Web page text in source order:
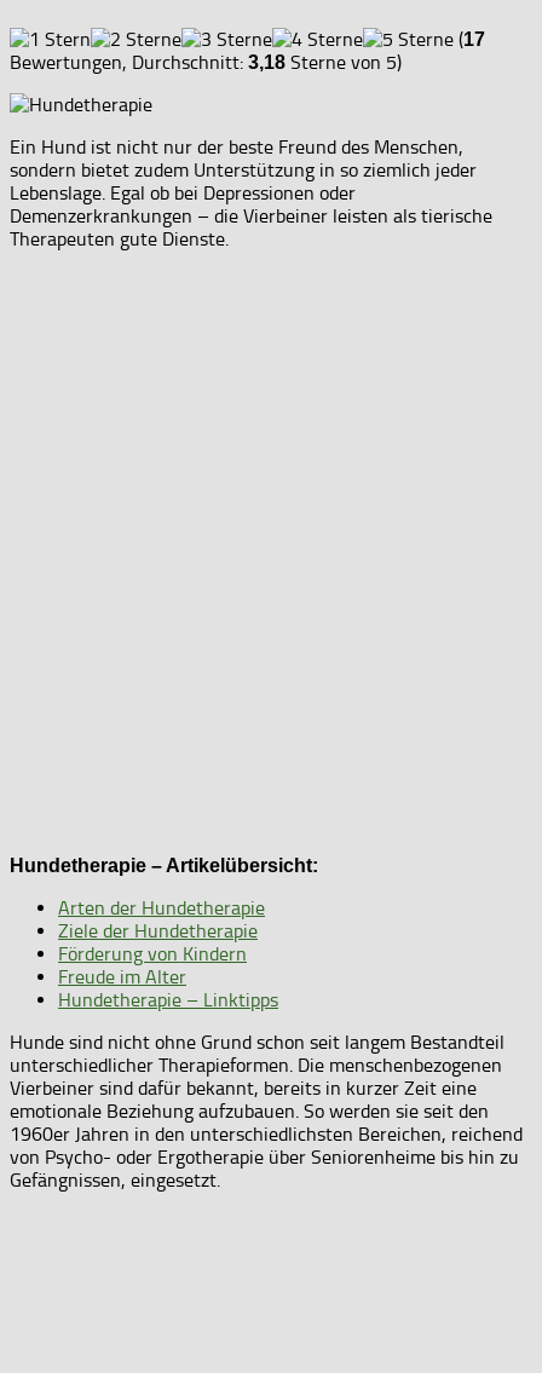
(17
Bewertungen, Durchschnitt: 3,18 Sterne von 5)
Ein Hund ist nicht nur der beste Freund des Menschen,
sondern bietet zudem Unterstützung in so ziemlich jeder
Lebenslage. Egal ob bei Depressionen oder
Demenzerkrankungen – die Vierbeiner leisten als tierische
Therapeuten gute Dienste.
Hundetherapie – Artikelübersicht:
Arten der Hundetherapie
Ziele der Hundetherapie
Förderung von Kindern
Freude im Alter
Hundetherapie – Linktipps
Hunde sind nicht ohne Grund schon seit langem Bestandteil
unterschiedlicher Therapieformen. Die menschenbezogenen
Vierbeiner sind dafür bekannt, bereits in kurzer Zeit eine
emotionale Beziehung aufzubauen. So werden sie seit den
1960er Jahren in den unterschiedlichsten Bereichen, reichend
von Psycho- oder Ergotherapie über Seniorenheime bis hin zu
Gefängnissen, eingesetzt.